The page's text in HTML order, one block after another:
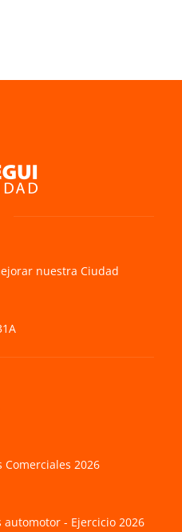
nuestra Ciudad
2026
- Ejercicio 2026